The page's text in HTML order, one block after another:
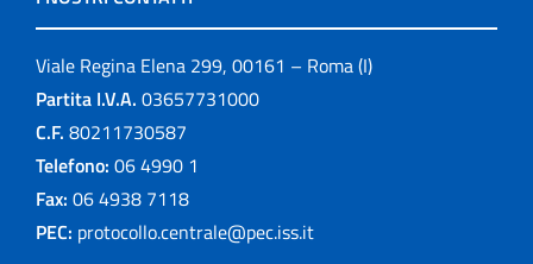
Viale Regina Elena 299, 00161 – Roma (I)
Partita I.V.A. 03657731000
C.F. 80211730587
Telefono: 06 4990 1
Fax: 06 4938 7118
PEC: protocollo.centrale@pec.iss.it